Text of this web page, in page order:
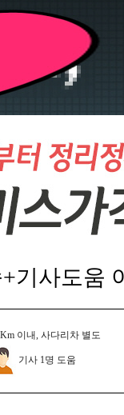
기사도움
이내, 사다리차 별도
기사 1명 도움